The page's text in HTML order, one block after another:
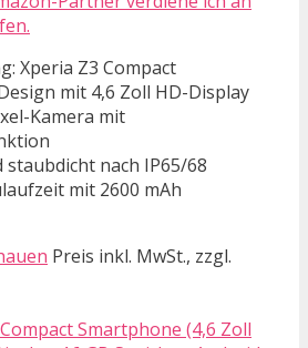
Xperia Z3 Compact
mit 4,6 Zoll HD-Display
Kamera mit
staubdicht nach IP65/68
mit 2600 mAh
Preis inkl. MwSt., zzgl.